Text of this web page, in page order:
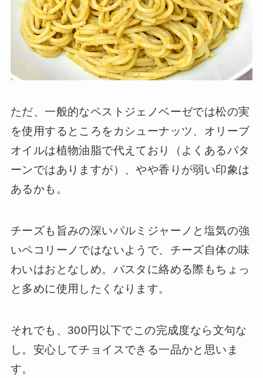
ただ、一般的なペストジェノベーゼでは松の実
を使用するところをカシューナッツ、オリーブ
オイルは植物油脂で代えており（よくあるパタ
ーンではありますが）、やや香りが弱い印象は
あるかも。
チーズも旨みの深いパルミジャーノと塩気の強
いペコリーノではないようで、チーズ自体の味
わいはおとなしめ。パスタに絡める際もちょっ
と多めに使用したくなります。
それでも、300円以下でこの完成度なら文句な
し。安心してチョイスできる一品かと思いま
す。